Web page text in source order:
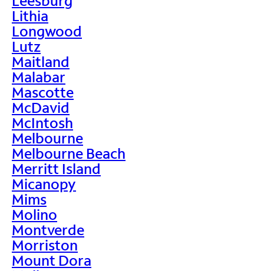
Lithia
Longwood
Lutz
Maitland
Malabar
Mascotte
McDavid
McIntosh
Melbourne
Melbourne Beach
Merritt Island
Micanopy
Mims
Molino
Montverde
Morriston
Mount Dora